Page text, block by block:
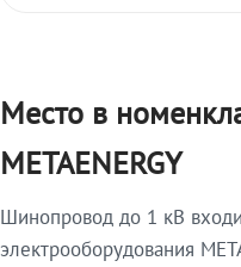
Место в
METAENERGY
Шинопровод до 1 кВ
электрооборудования